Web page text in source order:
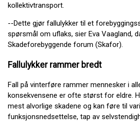
kollektivtransport.
--Dette gjør fallulykker til et
spørsmål om uflaks, sier Eva Vaagland,
Skadeforebyggende forum (Skafor).
Fallulykker rammer bredt
Fall på vinterføre rammer mennesker i
konsekvensene er ofte størst for eldre.
mest alvorlige skadene og kan føre til
funksjonsnedsettelse, tap av